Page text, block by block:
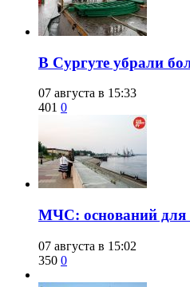
​В Сургуте убрали
07 августа в 15:33
401 0
​МЧС: оснований для
07 августа в 15:02
350 0